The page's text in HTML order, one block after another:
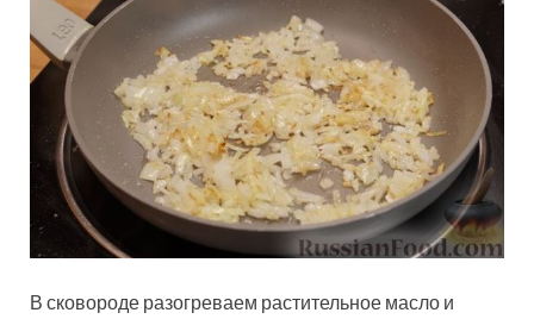
В сковороде разогреваем растительное масло и